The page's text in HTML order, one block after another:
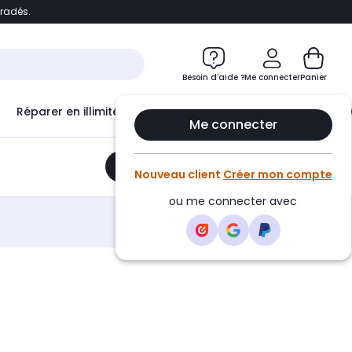
Accéder directement au chatbot
Besoin d'aide ?Me connecter
Me connecter
Nouveau client Créer mon compte
ou me connecter avec
Panier
Réparer en illimité avec Le Club Infinity
Ajouter au panier